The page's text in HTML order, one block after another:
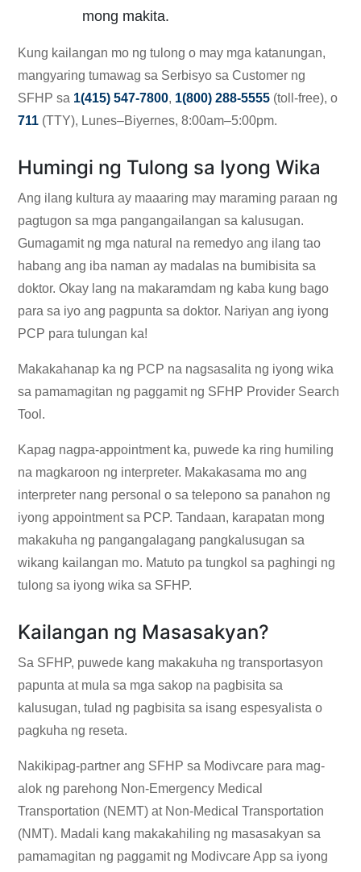
mong makita.
Kung kailangan mo ng tulong o may mga katanungan,
mangyaring tumawag sa Serbisyo sa Customer ng
SFHP sa 1(415) 547-7800, 1(800) 288-5555 (toll-free), o
711 (TTY), Lunes–Biyernes, 8:00am–5:00pm.
Humingi ng Tulong sa Iyong Wika
Ang ilang kultura ay maaaring may maraming paraan ng
pagtugon sa mga pangangailangan sa kalusugan.
Gumagamit ng mga natural na remedyo ang ilang tao
habang ang iba naman ay madalas na bumibisita sa
doktor. Okay lang na makaramdam ng kaba kung bago
para sa iyo ang pagpunta sa doktor. Nariyan ang iyong
PCP para tulungan ka!
Makakahanap ka ng PCP na nagsasalita ng iyong wika
sa pamamagitan ng paggamit ng SFHP Provider Search
Tool .
Kapag nagpa-appointment ka, puwede ka ring humiling
na magkaroon ng interpreter. Makakasama mo ang
interpreter nang personal o sa telepono sa panahon ng
iyong appointment sa PCP. Tandaan, karapatan mong
makakuha ng pangangalagang pangkalusugan sa
wikang kailangan mo. Matuto pa tungkol sa paghingi ng
tulong sa iyong wika sa SFHP.
Kailangan ng Masasakyan?
Sa SFHP, puwede kang makakuha ng transportasyon
papunta at mula sa mga sakop na pagbisita sa
kalusugan, tulad ng pagbisita sa isang espesyalista o
pagkuha ng reseta.
Nakikipag-partner ang SFHP sa Modivcare para mag-
alok ng parehong Non-Emergency Medical
Transportation (NEMT) at Non-Medical Transportation
(NMT). Madali kang makakahiling ng masasakyan sa
pamamagitan ng paggamit ng Modivcare App sa iyong